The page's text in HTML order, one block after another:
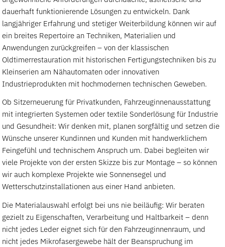
dauerhaft funktionierende Lösungen zu entwickeln. Dank
langjähriger Erfahrung und stetiger Weiterbildung können wir auf
ein breites Repertoire an Techniken, Materialien und
Anwendungen zurückgreifen – von der klassischen
Oldtimerrestauration mit historischen Fertigungstechniken bis zu
Kleinserien am Nähautomaten oder innovativen
Industrieprodukten mit hochmodernen technischen Geweben.
Ob Sitzerneuerung für Privatkunden, Fahrzeuginnenausstattung
mit integrierten Systemen oder textile Sonderlösung für Industrie
und Gesundheit: Wir denken mit, planen sorgfältig und setzen die
Wünsche unserer Kundinnen und Kunden mit handwerklichem
Feingefühl und technischem Anspruch um. Dabei begleiten wir
viele Projekte von der ersten Skizze bis zur Montage – so können
wir auch komplexe Projekte wie Sonnensegel und
Wetterschutzinstallationen aus einer Hand anbieten.
Die Materialauswahl erfolgt bei uns nie beiläufig: Wir beraten
gezielt zu Eigenschaften, Verarbeitung und Haltbarkeit – denn
nicht jedes Leder eignet sich für den Fahrzeuginnenraum, und
nicht jedes Mikrofasergewebe hält der Beanspruchung im